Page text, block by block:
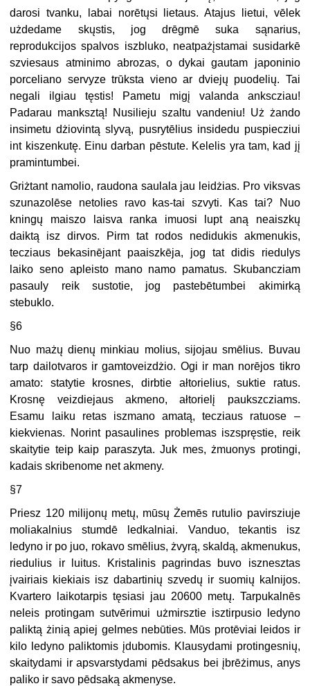
darosi tvanku, labai norētųsi lietaus. Atajus lietui, vēlek
użdedame skųstis, jog drēgmē suka sąnarius,
reprodukcijos spalvos iszbluko, neatpażįstamai susidarkē
szviesaus atminimo abrozas, o dykai gautam japoninio
porceliano servyze trūksta vieno ar dviejų puodelių. Tai
negali ilgiau tęstis! Pametu migį valanda ankscziau!
Padarau manksztą! Nusilieju szaltu vandeniu! Uż żando
insimetu dżiovintą slyvą, pusrytēlius insidedu puspiecziui
int kiszenkutę. Einu darban pēstute. Kelelis yra tam, kad jį
pramintumbei.
Griżtant namolio, raudona saulala jau leidżias. Pro viksvas
szunazolēse netolies ravo kas-tai szvyti. Kas tai? Nuo
kningų maiszo laisva ranka imuosi lupt aną neaiszkų
daiktą isz dirvos. Pirm tat rodos nedidukis akmenukis,
tecziaus bekasinējant paaiszkēja, jog tat didis riedulys
laiko seno apleisto mano namo pamatus. Skubancziam
pasauly reik sustotie, jog pastebētumbei akimirką
stebuklo.
§6
Nuo mażų dienų minkiau molius, sijojau smēlius. Buvau
tarp dailotvaros ir gamtoveizdżio. Ogi ir man norējos tikro
amato: statytie krosnes, dirbtie ałtorielius, suktie ratus.
Krosnę veizdiejaus akmeno, ałtorielį paukszcziams.
Esamu laiku retas iszmano amatą, tecziaus ratuose –
kiekvienas. Norint pasaulines problemas iszspręstie, reik
skaitytie teip kaip paraszyta. Juk mes, żmuonys protingi,
kadais skribenome net akmeny.
§7
Priesz 120 milijonų metų, mūsų Żemēs rutulio pavirsziuje
moliakalnius stumdē ledkalniai. Vanduo, tekantis isz
ledyno ir po juo, rokavo smēlius, żvyrą, skaldą, akmenukus,
riedulius ir luitus. Kristalinis pagrindas buvo isznesztas
įvairiais kiekiais isz dabartinių szvedų ir suomių kalnijos.
Kvartero laikotarpis tęsiasi jau 20600 metų. Tarpukalnēs
neleis protingam sutvērimui użmirsztie isztirpusio ledyno
paliktą żinią apiej gelmes nebūties. Mūs protēviai leidos ir
kilo ledyno paliktomis įdubomis. Klausydami protingesnių,
skaitydami ir apsvarstydami pēdsakus bei įbrēżimus, anys
paliko ir savo pēdsaką akmenyse.